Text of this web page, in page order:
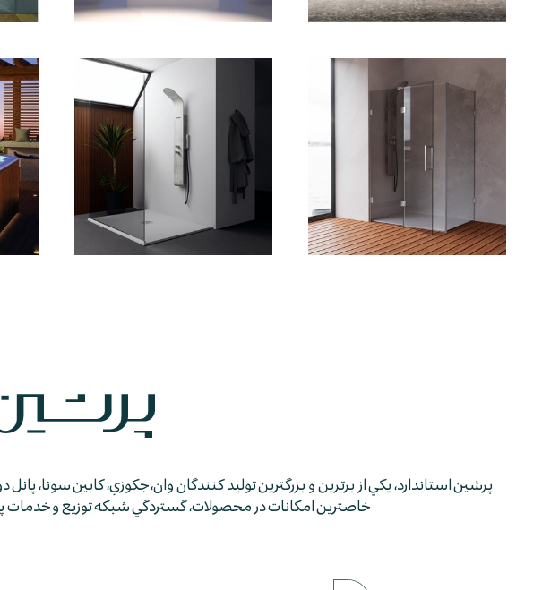
پرشين استاندارد، يكي از برترين و بزرگترين توليد كنندگان وان، جكوزي، كابين سونا،
خاصترين امكانات در محصولات، گستردگي شبكه توزيع و خدمات پس